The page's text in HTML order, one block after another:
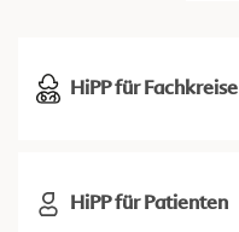
HiPP für Fachkreise
HiPP für Patienten